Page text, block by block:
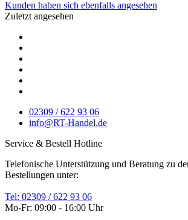
Kunden haben sich ebenfalls angesehen
Zuletzt angesehen
02309 / 622 93 06
info@RT-Handel.de
Service & Bestell Hotline
Telefonische Unterstützung und Beratung zu
Bestellungen unter:
Tel: 02309 / 622 93 06
Mo-Fr: 09:00 - 16:00 Uhr